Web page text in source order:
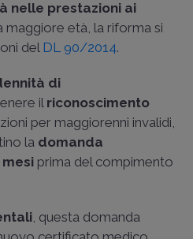
nelle prestazioni ai
maggiore età, la riforma si
del DL 90/2014.
di
il riconoscimento
per maggiorenni invalidi,
la domanda
mesi prima del compimento
, questa domanda